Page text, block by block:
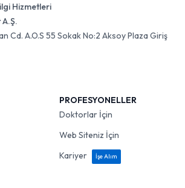
Hizmetleri
Cd. A.O.S 55 Sokak No:2 Aksoy Plaza Giriş
PROFESYONELLER
Doktorlar İçin
Web Siteniz İçin
Kariyer
İşe Alım